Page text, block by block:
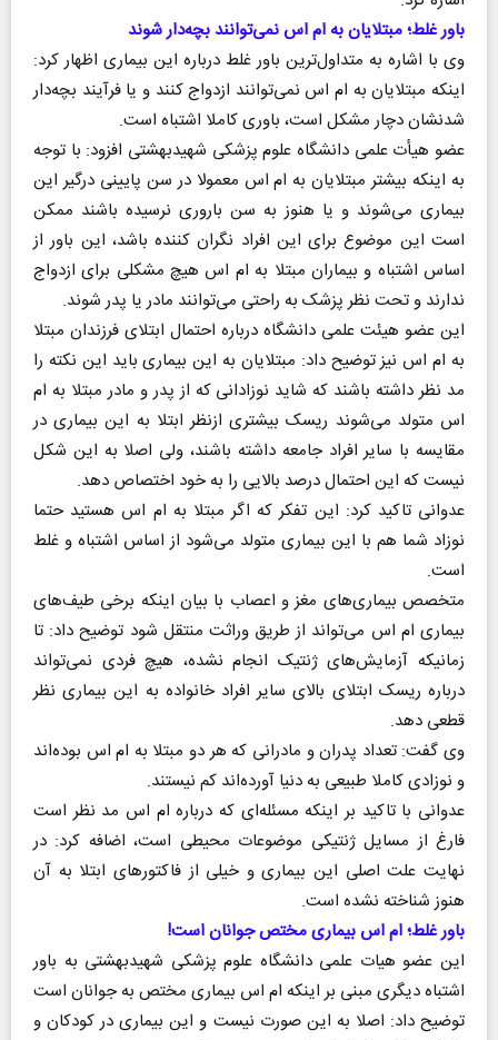
باور غلط؛ مبتلایان به ام اس نمی‌توانند بچه‌دار شوند
وی با اشاره به متداول‌ترین باور غلط درباره این بیماری اظهار کرد:
اینکه مبتلایان به ام اس نمی‌توانند ازدواج کنند و یا فرآیند بچه‌دار
شدنشان دچار مشکل است، باوری کاملا اشتباه است.
عضو هیأت علمی دانشگاه علوم پزشکی شهیدبهشتی افزود: با توجه
به اینکه بیشتر مبتلایان به ام اس معمولا در سن پایینی درگیر این
بیماری می‌شوند و یا هنوز به سن باروری نرسیده باشند ممکن
است این موضوع برای این افراد نگران کننده باشد، این باور از
اساس اشتباه و بیماران مبتلا به ام اس هیچ مشکلی برای ازدواج
ندارند و تحت نظر پزشک به راحتی می‌توانند مادر یا پدر شوند.
این عضو هیئت علمی دانشگاه درباره احتمال ابتلای فرزندان مبتلا
به ام اس نیز توضیح داد: مبتلایان به این بیماری باید این نکته را
مد نظر داشته باشند که شاید نوزادانی که از پدر و مادر مبتلا به ام
اس متولد می‌شوند ریسک بیشتری ازنظر ابتلا به این بیماری در
مقایسه با سایر افراد جامعه داشته باشند، ولی اصلا به این شکل
نیست که این احتمال درصد بالایی را به خود اختصاص دهد.
عدوانی تاکید کرد: این تفکر که اگر مبتلا به ام اس هستید حتما
نوزاد شما هم با این بیماری متولد می‌شود از اساس اشتباه و غلط
است.
متخصص بیماری‌های مغز و اعصاب با بیان اینکه برخی طیف‌های
بیماری ام اس می‌تواند از طریق وراثت منتقل شود توضیح داد: تا
زمانیکه آزمایش‌های ژنتیک انجام نشده، هیچ فردی نمی‌تواند
درباره ریسک ابتلای بالای سایر افراد خانواده به این بیماری نظر
قطعی دهد.
وی گفت: تعداد پدران و مادرانی که هر دو مبتلا به ام اس بوده‌اند
و نوزادی کاملا طبیعی به دنیا آورده‌اند کم نیستند.
عدوانی با تاکید بر اینکه مسئله‌ای که درباره ام اس مد نظر است
فارغ از مسایل ژنتیکی موضوعات محیطی است، اضافه کرد: در
نهایت علت اصلی این بیماری و خیلی از فاکتور‌های ابتلا به آن
هنوز شناخته نشده است.
باور غلط؛ ام اس بیماری مختص جوانان است!
این عضو هیات علمی دانشگاه علوم پزشکی شهیدبهشتی به باور
اشتباه دیگری مبنی بر اینکه ام اس بیماری مختص به جوانان است
توضیح داد: اصلا به این صورت نیست و این بیماری در کودکان و